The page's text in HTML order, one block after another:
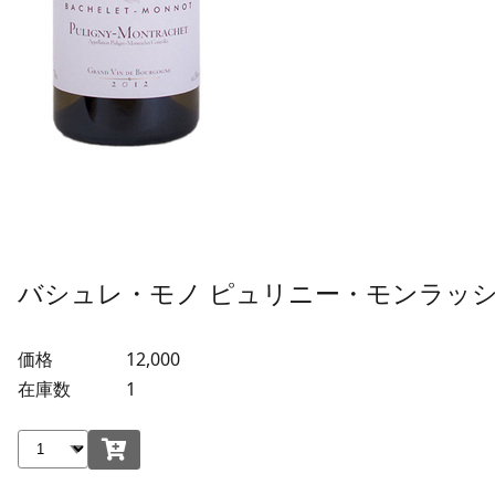
バシュレ・モノ ピュリニー・モンラッ
価格
12,000
在庫数
1